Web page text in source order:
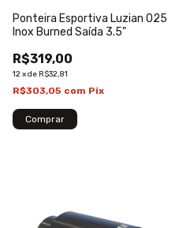
Ponteira Esportiva Luzian 025
Inox Burned Saída 3.5"
R$319,00
12xde R$32,81
R$303,05 com Pix